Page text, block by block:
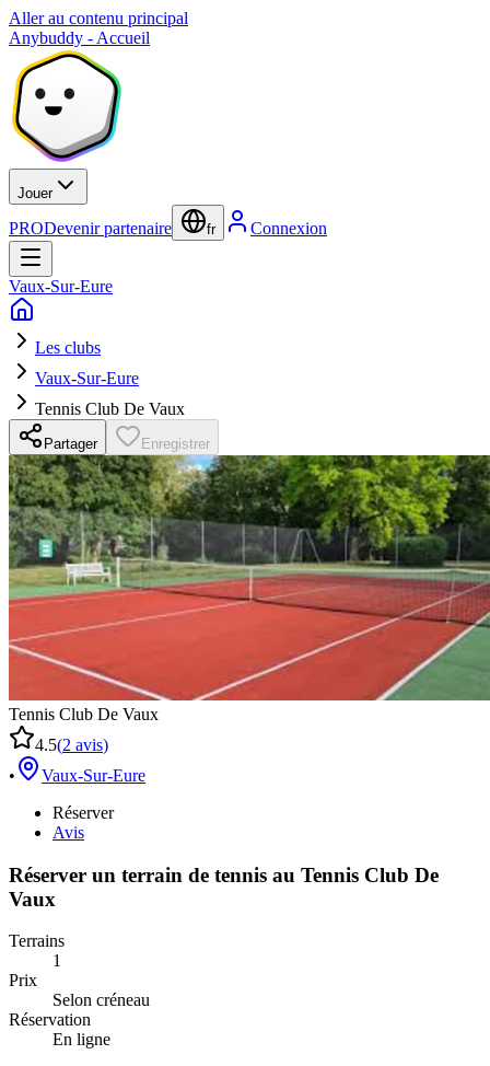
Aller au contenu principal
Anybuddy - Accueil
Jouer
PRODevenir partenaire fr Connexion
Vaux-Sur-Eure
Les clubs
Vaux-Sur-Eure
Tennis Club De Vaux
Partager Enregistrer
Tennis Club De Vaux
4.5(2 avis)
•
Vaux-Sur-Eure
Réserver
Avis
Réserver un terrain de tennis au Tennis Club De
Vaux
Terrains
1
Prix
Selon créneau
Réservation
En ligne